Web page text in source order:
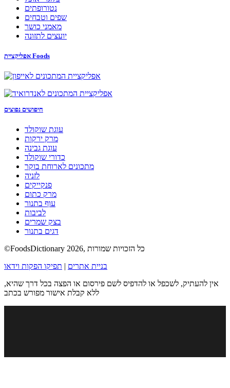
נטורופתים
שפים וטבחים
מאמני כושר
יועצים לתזונה
אפליקציית Foods
חיפושים נפוצים
עוגת שוקולד
מרק ירקות
עוגת גבינה
כדורי שוקולד
מתכונים לארוחת בוקר
לזניה
פנקייקים
מרק כתום
עוף בתנור
לביבות
בצק שמרים
דגים בתנור
©FoodsDictionary 2026, כל הזכויות שמורות
בניית אתרים | תפיקו הפקות וידאו
אין להעתיק, לשכפל או להדפיס לשם פירסום או הפצה בכל דרך שהיא,
ללא קבלת אישור מפורש בכתב